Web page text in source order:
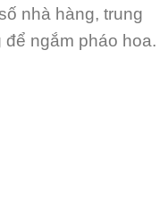
nhà hàng, trung
ngắm pháo hoa.